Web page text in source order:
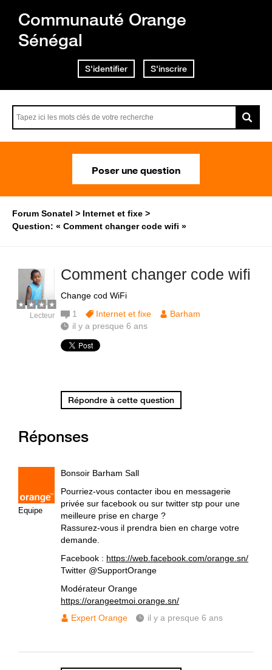
Communauté Orange
Sénégal
S'identifier S'inscrire
Poser une question
Forum Sonatel
Internet et fixe
Question: « Comment changer code wifi »
Comment changer code wifi
Change cod WiFi
Lecteur 1 Internet et fixe
Barham
il y a presque 6 ans
Répondre à cette question
Réponses
Equipe
Bonsoir Barham Sall
Pourriez-vous contacter ibou en messagerie
privée sur facebook ou sur twitter stp pour une
meilleure prise en charge ?
Rassurez-vous il prendra bien en charge votre
demande.
Facebook : https://web.facebook.com/orange.sn/
Twitter @SupportOrange
Modérateur Orange
https://orangeetmoi.orange.sn/
Expert Orange
il y a presque 6 ans